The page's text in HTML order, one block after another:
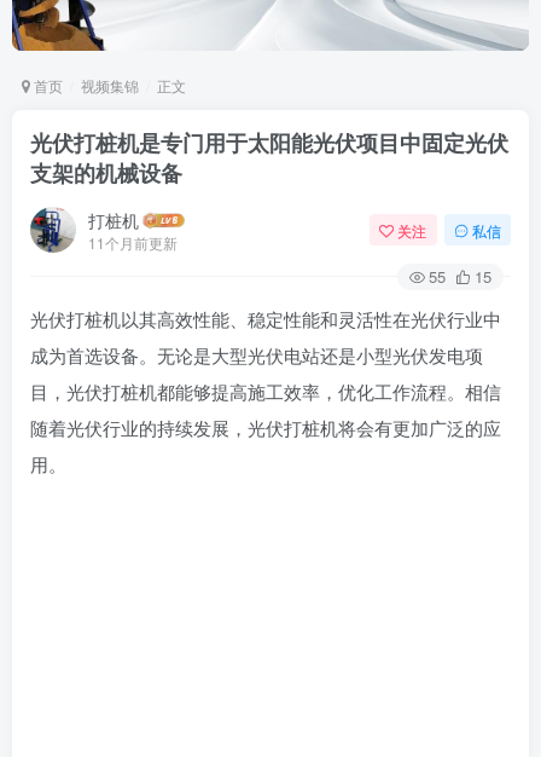
首页 视频集锦 正文
光伏打桩机是专门用于太阳能光伏项目中固定光伏
支架的机械设备
打桩机
11个月前更新
关注 私信
55 15
光伏打桩机以其高效性能、稳定性能和灵活性在光伏行业中
成为首选设备。无论是大型光伏电站还是小型光伏发电项
目，光伏打桩机都能够提高施工效率，优化工作流程。相信
随着光伏行业的持续发展，光伏打桩机将会有更加广泛的应
用。